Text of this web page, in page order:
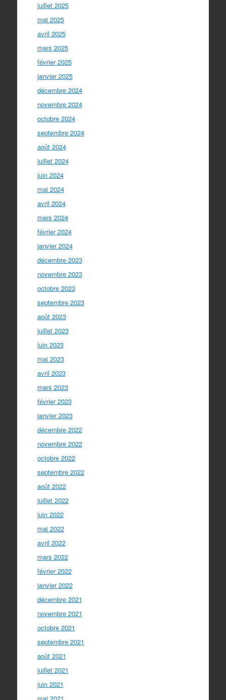
juillet 2025
mai 2025
avril 2025
mars 2025
février 2025
janvier 2025
décembre 2024
novembre 2024
octobre 2024
septembre 2024
août 2024
juillet 2024
juin 2024
mai 2024
avril 2024
mars 2024
février 2024
janvier 2024
décembre 2023
novembre 2023
octobre 2023
septembre 2023
août 2023
juillet 2023
juin 2023
mai 2023
avril 2023
mars 2023
février 2023
janvier 2023
décembre 2022
novembre 2022
octobre 2022
septembre 2022
août 2022
juillet 2022
juin 2022
mai 2022
avril 2022
mars 2022
février 2022
janvier 2022
décembre 2021
novembre 2021
octobre 2021
septembre 2021
août 2021
juillet 2021
juin 2021